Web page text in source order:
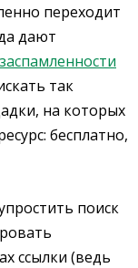
переходит
дают
заспамленности
так
на которых
бесплатно,
поиск
ссылки (ведь